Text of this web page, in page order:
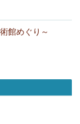
館めぐり～